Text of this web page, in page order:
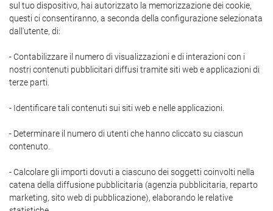
sul tuo dispositivo, hai autorizzato la memorizzazione dei cookie,
questi ci consentiranno, a seconda della configurazione selezionata
dall'utente, di:
- Contabilizzare il numero di visualizzazioni e di interazioni con i
nostri contenuti pubblicitari diffusi tramite siti web e applicazioni di
terze parti.
- Identificare tali contenuti sui siti web e nelle applicazioni.
- Determinare il numero di utenti che hanno cliccato su ciascun
contenuto.
- Calcolare gli importi dovuti a ciascuno dei soggetti coinvolti nella
catena della diffusione pubblicitaria (agenzia pubblicitaria, reparto
marketing, sito web di pubblicazione), elaborando le relative